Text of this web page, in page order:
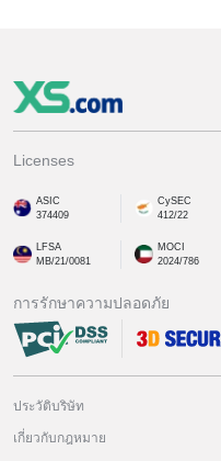
Licenses
ASIC
374409
CySEC
412/22
LFSA
MB/21/0081
MOCI
2024/786
การรักษาความปลอดภัย
ประวัติบริษัท
เกี่ยวกับกฎหมาย